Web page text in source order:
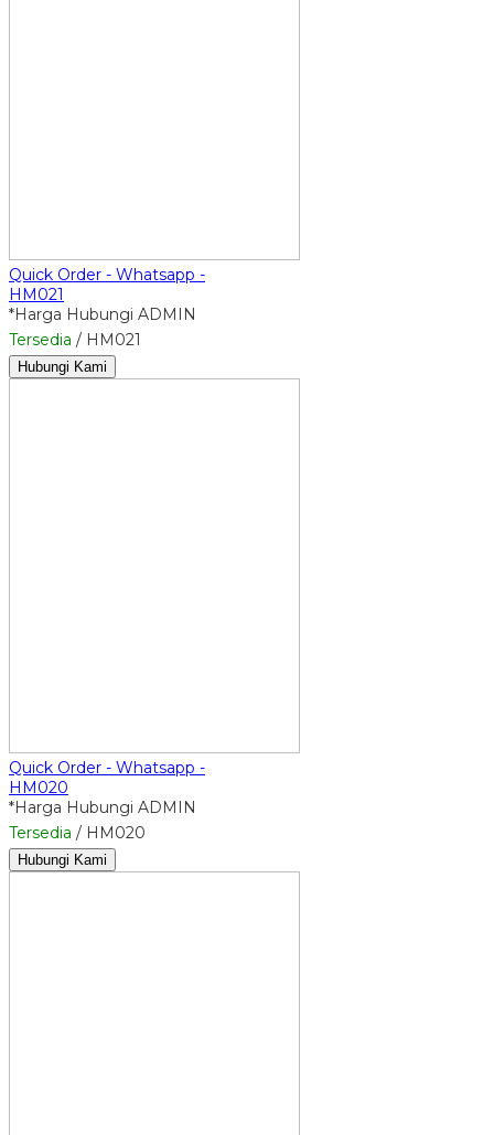
Quick Order - Whatsapp -
HM021
*Harga Hubungi ADMIN
Tersedia / HM021
Hubungi Kami
Quick Order - Whatsapp -
HM020
*Harga Hubungi ADMIN
Tersedia / HM020
Hubungi Kami